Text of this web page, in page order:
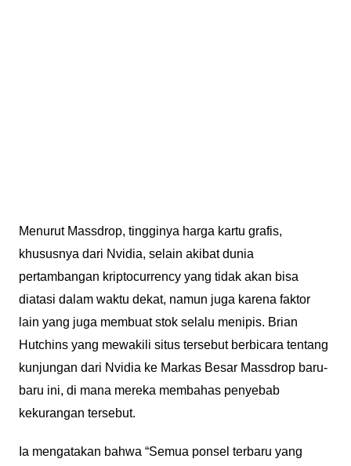
Menurut Massdrop, tingginya harga kartu grafis,
khususnya dari Nvidia, selain akibat dunia
pertambangan kriptocurrency yang tidak akan bisa
diatasi dalam waktu dekat, namun juga karena faktor
lain yang juga membuat stok selalu menipis. Brian
Hutchins yang mewakili situs tersebut berbicara tentang
kunjungan dari Nvidia ke Markas Besar Massdrop baru-
baru ini, di mana mereka membahas penyebab
kekurangan tersebut.
Ia mengatakan bahwa “Semua ponsel terbaru yang